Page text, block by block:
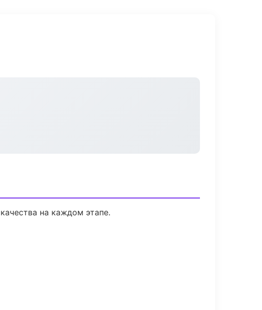
на каждом этапе.